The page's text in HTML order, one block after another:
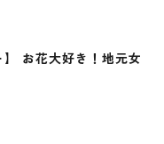
】 お花大好き！地元女